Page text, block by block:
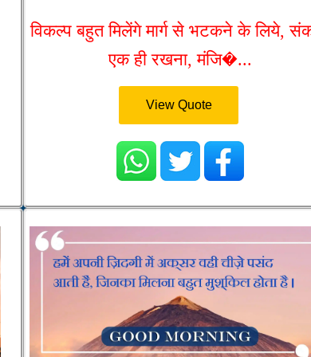
विकल्प बहुत मिलेंगे मार्ग से भटकने के लिये,
एक ही रखना, मंजि�...
View Quote